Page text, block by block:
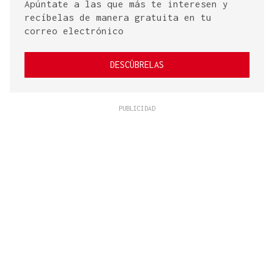
Apúntate a las que más te interesen y
recíbelas de manera gratuita en tu
correo electrónico
DESCÚBRELAS